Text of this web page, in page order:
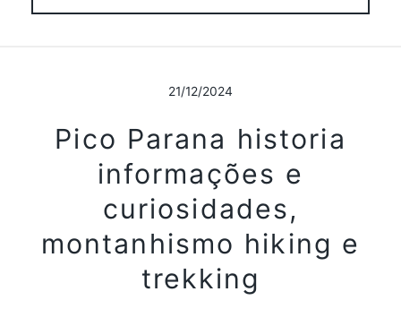
21/12/2024
Pico Parana historia
informações e
curiosidades,
montanhismo hiking e
trekking